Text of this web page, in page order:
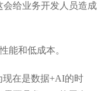
给业务开发人员造成
能和低成本。
现在是数据+AI的时